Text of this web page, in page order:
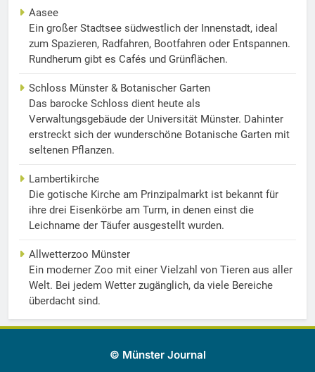
Aasee
Ein großer Stadtsee südwestlich der Innenstadt, ideal
zum Spazieren, Radfahren, Bootfahren oder Entspannen.
Rundherum gibt es Cafés und Grünflächen.
Schloss Münster & Botanischer Garten
Das barocke Schloss dient heute als
Verwaltungsgebäude der Universität Münster. Dahinter
erstreckt sich der wunderschöne Botanische Garten mit
seltenen Pflanzen.
Lambertikirche
Die gotische Kirche am Prinzipalmarkt ist bekannt für
ihre drei Eisenkörbe am Turm, in denen einst die
Leichname der Täufer ausgestellt wurden.
Allwetterzoo Münster
Ein moderner Zoo mit einer Vielzahl von Tieren aus aller
Welt. Bei jedem Wetter zugänglich, da viele Bereiche
überdacht sind.
© Münster Journal